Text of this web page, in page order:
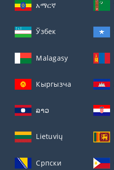
አማርኛ
Ўзбек
Malagasy
Кыргызча
ລາວ
Lietuvių
Српски